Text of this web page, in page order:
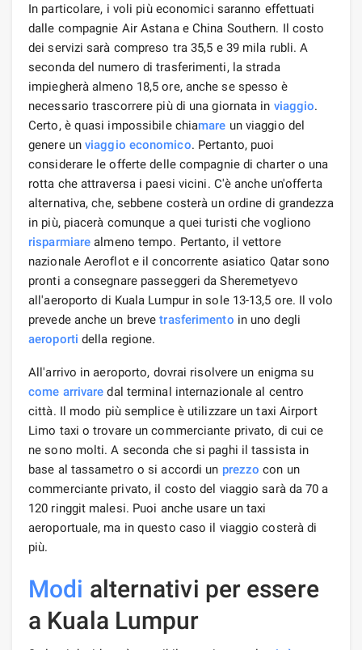
In particolare, i voli più economici saranno effettuati
dalle compagnie Air Astana e China Southern. Il costo
dei servizi sarà compreso tra 35,5 e 39 mila rubli. A
seconda del numero di trasferimenti, la strada
impiegherà almeno 18,5 ore, anche se spesso è
necessario trascorrere più di una giornata in viaggio.
Certo, è quasi impossibile chiamare un viaggio del
genere un viaggio economico. Pertanto, puoi
considerare le offerte delle compagnie di charter o una
rotta che attraversa i paesi vicini. C'è anche un'offerta
alternativa, che, sebbene costerà un ordine di grandezza
in più, piacerà comunque a quei turisti che vogliono
risparmiare almeno tempo. Pertanto, il vettore
nazionale Aeroflot e il concorrente asiatico Qatar sono
pronti a consegnare passeggeri da Sheremetyevo
all'aeroporto di Kuala Lumpur in sole 13-13,5 ore. Il volo
prevede anche un brevetrasferimento in uno degli
aeroporti della regione.
All'arrivo in aeroporto, dovrai risolvere un enigma su
come arrivare dal terminal internazionale al centro
città. Il modo più semplice è utilizzare un taxi Airport
Limo taxi o trovare un commerciante privato, di cui ce
ne sono molti. A seconda che si paghi il tassista in
base al tassametro o si accordi un prezzo con un
commerciante privato, il costo del viaggio sarà da 70 a
120 ringgit malesi. Puoi anche usare un taxi
aeroportuale, ma in questo caso il viaggio costerà di
più.
Modi alternativi per essere
a Kuala Lumpur